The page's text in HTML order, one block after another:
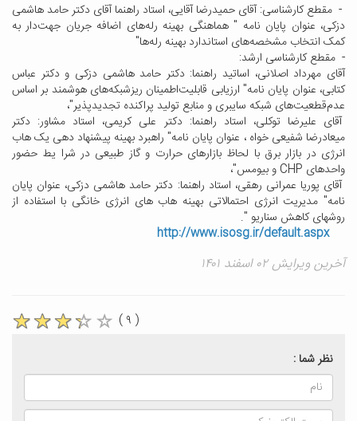
- مقطع کارشناسی: آقای حمیدرضا آقایی، استاد راهنما آقای دکتر حامد هاشمی
دزکی، عنوان پایان نامه " هماهنگی بهینه رله‌های اضافه جریان جهت‌دار به
کمک انتخاب مشخصه‌های استاندارد بهینه رله‌ها"
- مقطع کارشناسی ارشد:
آقای مهرداد اصلانی، اساتید راهنما: دکتر حامد هاشمی دزکی و دکتر عباس
کتابی، عنوان پایان نامه" ارزیابی قابلیت‌اطمینان ریزشبکه‌های هوشمند بر اساس
عدم‌قطعیت‌های شبکه سایبری و منابع تولید پراکنده تجدیدپذیر"،
آقای علیرضا توکلی، استاد راهنما: دکتر علی کریمی، استاد مشاور: دکتر
میعادرضا شفیعی خواه ، عنوان پایان نامه" راهبرد بهینه پیشنهاد دهی یک هاب
انرژی در بازار برق با لحاظ بازارهای حرارت و گاز طبیعی در شرا یط حضور
واحدهای CHP و بیومس"،
آقای پوریا عمرانی رهقی، استاد راهنما: دکتر حامد هاشمی دزکی، عنوان پایان
نامه" مدیریت انرژی احتمالاتی بهینه هاب های انرژی خانگی با استفاده از
روشهای کاهش سناریو ".
http://www.isosg.ir/default.aspx
آخرین ویرایش ۰۲ اسفند ۱۴۰۱
( ۹ )
نظر شما :